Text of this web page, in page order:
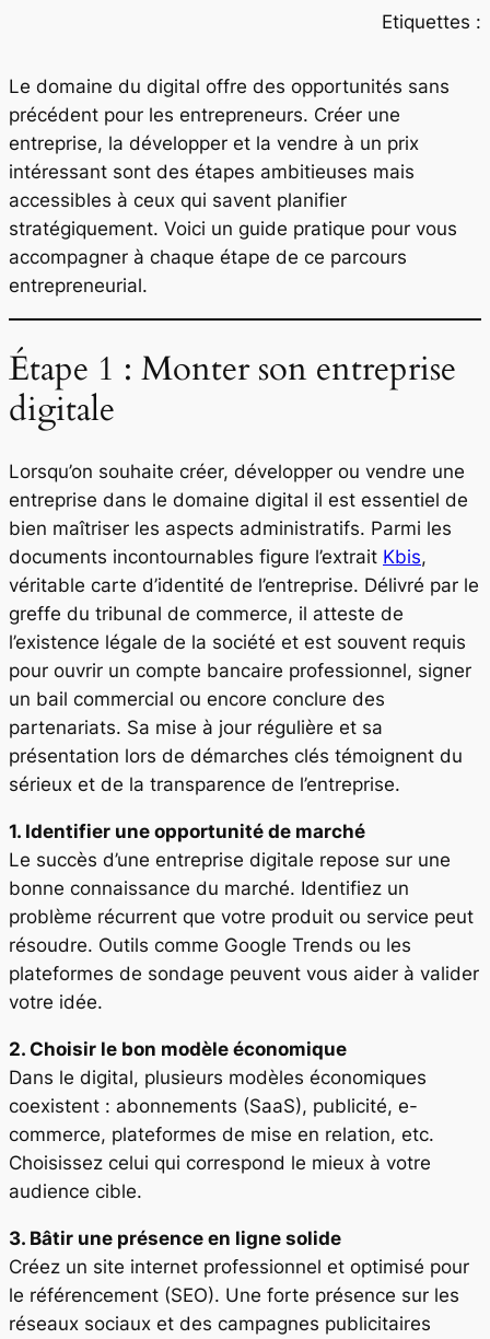
Etiquettes :
Le domaine du digital offre des opportunités sans
précédent pour les entrepreneurs. Créer une
entreprise, la développer et la vendre à un prix
intéressant sont des étapes ambitieuses mais
accessibles à ceux qui savent planifier
stratégiquement. Voici un guide pratique pour vous
accompagner à chaque étape de ce parcours
entrepreneurial.
Étape 1 : Monter son entreprise
digitale
Lorsqu’on souhaite créer, développer ou vendre une
entreprise dans le domaine digital il est essentiel de
bien maîtriser les aspects administratifs. Parmi les
documents incontournables figure l’extrait Kbis,
véritable carte d’identité de l’entreprise. Délivré par le
greffe du tribunal de commerce, il atteste de
l’existence légale de la société et est souvent requis
pour ouvrir un compte bancaire professionnel, signer
un bail commercial ou encore conclure des
partenariats. Sa mise à jour régulière et sa
présentation lors de démarches clés témoignent du
sérieux et de la transparence de l’entreprise.
1. Identifier une opportunité de marché
Le succès d’une entreprise digitale repose sur une
bonne connaissance du marché. Identifiez un
problème récurrent que votre produit ou service peut
résoudre. Outils comme Google Trends ou les
plateformes de sondage peuvent vous aider à valider
votre idée.
2. Choisir le bon modèle économique
Dans le digital, plusieurs modèles économiques
coexistent : abonnements (SaaS), publicité, e-
commerce, plateformes de mise en relation, etc.
Choisissez celui qui correspond le mieux à votre
audience cible.
3. Bâtir une présence en ligne solide
Créez un site internet professionnel et optimisé pour
le référencement (SEO). Une forte présence sur les
réseaux sociaux et des campagnes publicitaires